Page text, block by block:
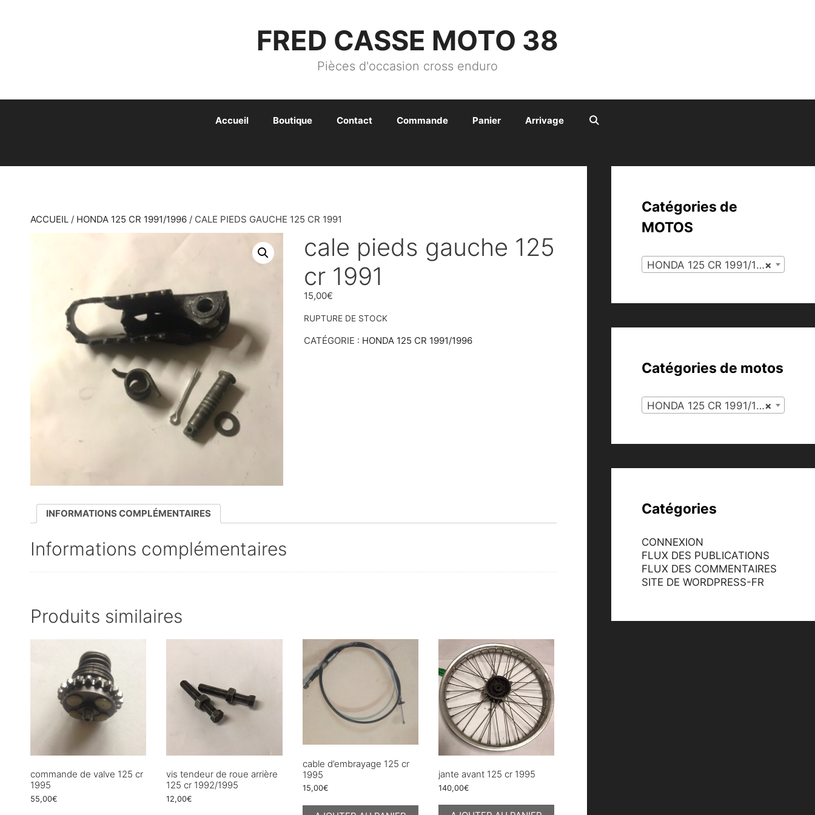
FRED CASSE MOTO 38
Pièces d'occasion cross enduro
Accueil Boutique Contact Commande Panier Arrivage
ACCUEIL / HONDA 125 CR 1991/1996 / CALE PIEDS GAUCHE 125 CR 1991
cale pieds gauche 125
cr 1991
15,00€
RUPTURE DE STOCK
CATÉGORIE : HONDA 125 CR 1991/1996
INFORMATIONS COMPLÉMENTAIRES
Informations complémentaires
Produits similaires
commande de valve 125 cr
1995
55,00€
vis tendeur de roue arrière
125 cr 1992/1995
12,00€
cable d’embrayage 125 cr
1995
15,00€
jante avant 125 cr 1995
140,00€
Catégories de
MOTOS
×
HONDA 125 CR 1991/1996 (92)
Catégories de motos
×
HONDA 125 CR 1991/1996 (92)
Catégories
CONNEXION
FLUX DES PUBLICATIONS
FLUX DES COMMENTAIRES
SITE DE WORDPRESS-FR